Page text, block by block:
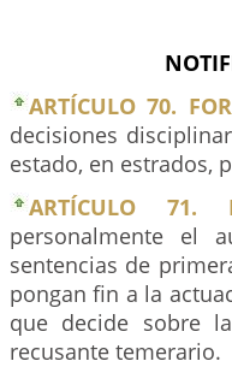
ARTÍCULO 70.
decisiones
estado, en estrados,
ARTÍCULO 71.
personalmente el
sentencias de
pongan fin a la
que decide sobre
recusante temerario.